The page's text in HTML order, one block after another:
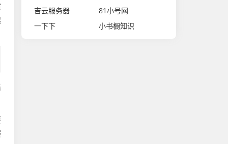
吉云服务器
81小号网
一下下
小书橱知识